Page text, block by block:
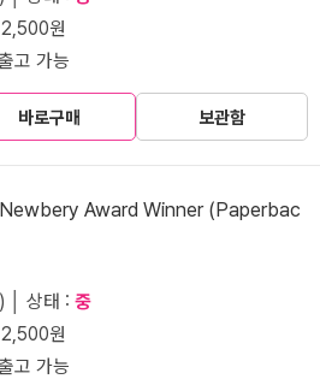
원
고 가능
바로구매 보관함
Award Winner (Paperbac
│ 상태 : 중
원
고 가능